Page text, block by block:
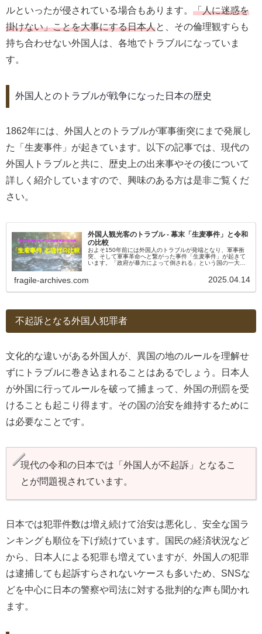
ルといったが侵されている場合もあります。 「人に迷惑を
掛けない」ことを大事にする日本人と、その倫理観すらも
持ち合わせない外国人は、各地でトラブルになっていま
す。
外国人とのトラブルが戦争になった日本の歴史
1862年には、外国人とのトラブルが軍事衝突にまで発展し
た「生麦事件」が起きています。以下の記事では、現代の
外国人トラブルと共に、歴史上の出来事やその後について
詳しく紹介していますので、興味のある方は是非ご覧くだ
さい。
外国人観光客のトラブル - 幕末「生麦事件」と令和
の比較
およそ150年前には外国人のトラブルが発端となり、軍事衝
突、そして軍事革命へと繋がった事件「生麦事件」が起きて
います。「政府が暴力によって倒される」という国の一大事
fragile-archives.com 2025.04.14
不起訴となる外国人犯罪者
文化的な違いがある外国人が、異国の地のルールを理解せ
ずにトラブルに巻き込まれることはあるでしょう。日本人
が外国に行ってルールを破って捕まって、外国の刑罰を受
けることも起こり得ます。その国の治安を維持するために
は必要なことです。
現代の令和の日本では「外国人が不起訴」となるこ
とが問題視されています。
日本では犯罪件数は増え続けて治安は悪化し、安全な国ラ
ンキングも順位を下げ続けています。国民の経済状況など
から、日本人による犯罪も増えていますが、外国人の犯罪
は逮捕しても起訴すらされないケースも多いため、SNSな
どを中心に日本の警察や司法に対する批判的な声も聞かれ
ます。